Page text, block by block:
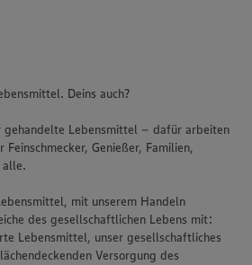
Deins auch?
gehandelte Lebensmittel – dafür arbeiten
Genießer, Familien,
alle.
mit unserem Handeln
des gesellschaftlichen Lebens mit:
Lebensmittel, unser gesellschaftliches
Versorgung des